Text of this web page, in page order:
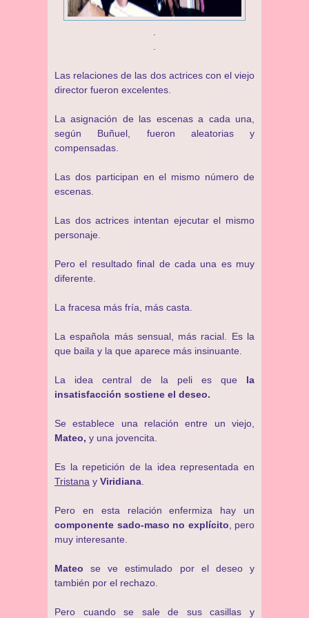
Las relaciones de las dos actrices con el viejo
director fueron excelentes.
La asignación de las escenas a cada una,
según Buñuel, fueron aleatorias y
compensadas.
Las dos participan en el mismo número de
escenas.
Las dos actrices intentan ejecutar el mismo
personaje.
Pero el resultado final de cada una es muy
diferente.
La fracesa más fría, más casta.
La española más sensual, más racial. Es la
que baila y la que aparece más insinuante.
La idea central de la peli es que la
insatisfacción sostiene el deseo.
Se establece una relación entre un viejo,
Mateo, y una jovencita.
Es la repetición de la idea representada en
Tristana y Viridiana
Pero en esta relación enfermiza hay un
componente sado-maso no explícito , pero
muy interesante.
Mateo se ve estimulado por el deseo y
también por el rechazo.
Pero cuando se sale de sus casillas y